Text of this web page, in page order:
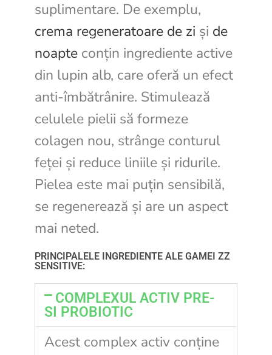
suplimentare. De exemplu,
crema regeneratoare de zi și de
noapte conțin ingrediente active
din lupin alb, care oferă un efect
anti-îmbătrânire. Stimulează
celulele pielii să formeze
colagen nou, strânge conturul
feței și reduce liniile și ridurile.
Pielea este mai puțin sensibilă,
se regenerează și are un aspect
mai neted.
PRINCIPALELE INGREDIENTE ALE GAMEI ZZ
SENSITIVE:
COMPLEXUL ACTIV PRE-
SI PROBIOTIC
Acest complex activ conține